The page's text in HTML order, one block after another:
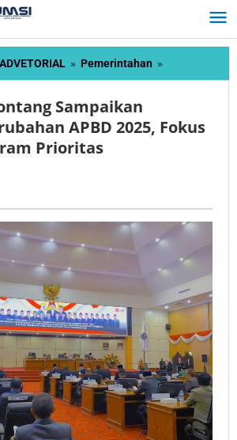
» Pemerintahan »
Kota
Raperda
pada
Program
Prioritas
Sampaikan
APBD 2025, Fokus
Prioritas